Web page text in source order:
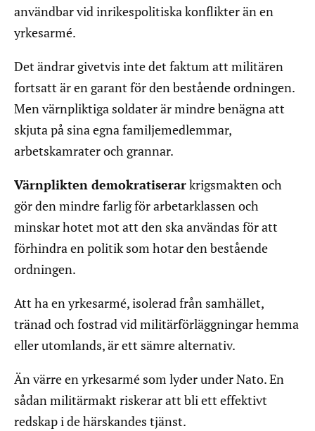
användbar vid inrikespolitiska konflikter än en
yrkesarmé.
Det ändrar givetvis inte det faktum att militären
fortsatt är en garant för den bestående ordningen.
Men värnpliktiga soldater är mindre benägna att
skjuta på sina egna familjemedlemmar,
arbetskamrater och grannar.
Värnplikten demokratiserarkrigsmakten och
gör den mindre farlig för arbetarklassen och
minskar hotet mot att den ska användas för att
förhindra en politik som hotar den bestående
ordningen.
Att ha en yrkesarmé, isolerad från samhället,
tränad och fostrad vid militärförläggningar hemma
eller utomlands, är ett sämre alternativ.
Än värre en yrkesarmé som lyder under Nato. En
sådan militärmakt riskerar att bli ett effektivt
redskap i de härskandes tjänst.